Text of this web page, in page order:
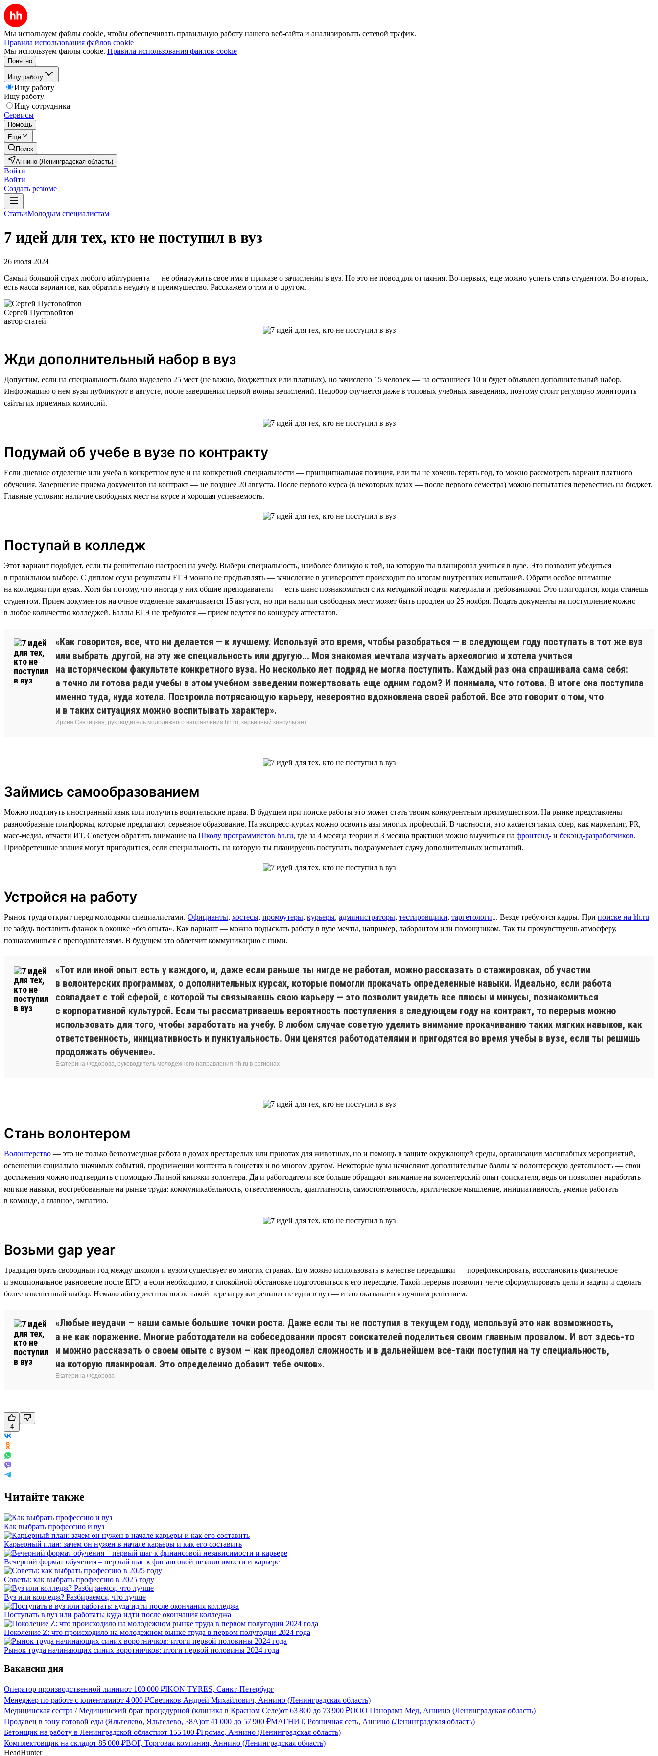
Мы используем файлы cookie, чтобы обеспечивать правильную работу нашего веб-сайта и анализировать сетевой трафик.
Правила использования файлов cookie
Мы используем файлы cookie. Правила использования файлов cookie
Понятно
Ищу работу
Ищу работу
Ищу работу
Ищу сотрудника
Сервисы
Помощь
Ещё
Поиск
Аннино (Ленинградская область)
Войти
Войти
Создать резюме
СтатьиМолодым специалистам
7 идей для тех, кто не поступил в вуз
26 июля 2024
Самый большой страх любого абитуриента — не обнаружить свое имя в приказе о зачислении в вуз. Но это не повод для отчаяния. Во-первых, еще можно успеть стать студентом. Во-вторых,
есть масса вариантов, как обратить неудачу в преимущество. Расскажем о том и о другом.
Сергей Пустовойтов
автор статей
Жди дополнительный набор в вуз
Допустим, если на специальность было выделено 25 мест (не важно, бюджетных или платных), но зачислено 15 человек — на оставшиеся 10 и будет объявлен дополнительный набор.
Информацию о нем вузы публикуют в августе, после завершения первой волны зачислений. Недобор случается даже в топовых учебных заведениях, поэтому стоит регулярно мониторить
сайты их приемных комиссий.
Подумай об учебе в вузе по контракту
Если дневное отделение или учеба в конкретном вузе и на конкретной специальности — принципиальная позиция, или ты не хочешь терять год, то можно рассмотреть вариант платного
обучения. Завершение приема документов на контракт — не позднее 20 августа. После первого курса (в некоторых вузах — после первого семестра) можно попытаться перевестись на бюджет.
Главные условия: наличие свободных мест на курсе и хорошая успеваемость.
Поступай в колледж
Этот вариант подойдет, если ты решительно настроен на учебу. Выбери специальность, наиболее близкую к той, на которую ты планировал учиться в вузе. Это позволит убедиться
в правильном выборе. С диплом ссуза результаты ЕГЭ можно не предъявлять — зачисление в университет происходит по итогам внутренних испытаний. Обрати особое внимание
на колледжи при вузах. Хотя бы потому, что иногда у них общие преподаватели — есть шанс познакомиться с их методикой подачи материала и требованиями. Это пригодится, когда станешь
студентом. Прием документов на очное отделение заканчивается 15 августа, но при наличии свободных мест может быть продлен до 25 ноября. Подать документы на поступление можно
в любое количество колледжей. Баллы ЕГЭ не требуются — прием ведется по конкурсу аттестатов.
«Как говорится, все, что ни делается — к лучшему. Используй это время, чтобы разобраться — в следующем году поступать в тот же вуз
или выбрать другой, на эту же специальность или другую... Моя знакомая мечтала изучать археологию и хотела учиться
на историческом факультете конкретного вуза. Но несколько лет подряд не могла поступить. Каждый раз она спрашивала сама себя:
а точно ли готова ради учебы в этом учебном заведении пожертвовать еще одним годом? И понимала, что готова. В итоге она поступила
именно туда, куда хотела. Построила потрясающую карьеру, невероятно вдохновлена своей работой. Все это говорит о том, что
и в таких ситуациях можно воспитывать характер».
Ирина Святицкая, руководитель молодежного направления hh.ru, карьерный консультант
Займись самообразованием
Можно подтянуть иностранный язык или получить водительские права. В будущем при поиске работы это может стать твоим конкурентным преимуществом. На рынке представлены
разнообразные платформы, которые предлагают серьезное образование. На экспресс-курсах можно освоить азы многих профессий. В частности, это касается таких сфер, как маркетинг, PR,
масс-медиа, отчасти ИТ. Советуем обратить внимание на Школу программистов hh.ru, где за 4 месяца теории и 3 месяца практики можно выучиться на фронтенд- и бекэнд-разработчиков.
Приобретенные знания могут пригодиться, если специальность, на которую ты планируешь поступать, подразумевает сдачу дополнительных испытаний.
Устройся на работу
Рынок труда открыт перед молодыми специалистами. Официанты, хостесы, промоутеры, курьеры, администраторы, тестировщики, таргетологи... Везде требуются кадры. При поиске на hh.ru
не забудь поставить флажок в окошке «без опыта». Как вариант — можно подыскать работу в вузе мечты, например, лаборантом или помощником. Так ты прочувствуешь атмосферу,
познакомишься с преподавателями. В будущем это облегчит коммуникацию с ними.
«Тот или иной опыт есть у каждого, и, даже если раньше ты нигде не работал, можно рассказать о стажировках, об участии
в волонтерских программах, о дополнительных курсах, которые помогли прокачать определенные навыки. Идеально, если работа
совпадает с той сферой, с которой ты связываешь свою карьеру — это позволит увидеть все плюсы и минусы, познакомиться
с корпоративной культурой. Если ты рассматриваешь вероятность поступления в следующем году на контракт, то перерыв можно
использовать для того, чтобы заработать на учебу. В любом случае советую уделить внимание прокачиванию таких мягких навыков, как
ответственность, инициативность и пунктуальность. Они ценятся работодателями и пригодятся во время учебы в вузе, если ты решишь
продолжать обучение».
Екатерина Федорова, руководитель молодежного направления hh.ru в регионах
Стань волонтером
Волонтерство — это не только безвозмездная работа в домах престарелых или приютах для животных, но и помощь в защите окружающей среды, организации масштабных мероприятий,
освещении социально значимых событий, продвижении контента в соцсетях и во многом другом. Некоторые вузы начисляют дополнительные баллы за волонтерскую деятельность — свои
достижения можно подтвердить с помощью Личной книжки волонтера. Да и работодатели все больше обращают внимание на волонтерский опыт соискателя, ведь он позволяет наработать
мягкие навыки, востребованные на рынке труда: коммуникабельность, ответственность, адаптивность, самостоятельность, критическое мышление, инициативность, умение работать
в команде, а главное, эмпатию.
Возьми gap year
Традиция брать свободный год между школой и вузом существует во многих странах. Его можно использовать в качестве передышки — порефлексировать, восстановить физическое
и эмоциональное равновесие после ЕГЭ, а если необходимо, в спокойной обстановке подготовиться к его пересдаче. Такой перерыв позволит четче сформулировать цели и задачи и сделать
более взвешенный выбор. Немало абитуриентов после такой перезагрузки решают не идти в вуз — и это оказывается лучшим решением.
«Любые неудачи — наши самые большие точки роста. Даже если ты не поступил в текущем году, используй это как возможность,
а не как поражение. Многие работодатели на собеседовании просят соискателей поделиться своим главным провалом. И вот здесь-то
и можно рассказать о своем опыте с вузом — как преодолел сложность и в дальнейшем все-таки поступил на ту специальность,
на которую планировал. Это определенно добавит тебе очков».
Екатерина Федорова
4
Читайте также
Как выбрать профессию и вуз
Карьерный план: зачем он нужен в начале карьеры и как его составить
Вечерний формат обучения – первый шаг к финансовой независимости и карьере
Советы: как выбрать профессию в 2025 году
Вуз или колледж? Разбираемся, что лучше
Поступать в вуз или работать: куда идти после окончания колледжа
Поколение Z: что происходило на молодежном рынке труда в первом полугодии 2024 года
Рынок труда начинающих синих воротничков: итоги первой половины 2024 года
Вакансии дня
Оператор производственной линииот 100 000 ₽IKON TYRES, Санкт-Петербург
Менеджер по работе с клиентамиот 4 000 ₽Светиков Андрей Михайлович, Аннино (Ленинградская область)
Медицинская сестра / Медицинский брат процедурной (клиника в Красном Селе)от 63 800 до 73 900 ₽ООО Панорама Мед, Аннино (Ленинградская область)
Продавец в зону готовой еды (Яльгелево, Яльгелево, 38А)от 41 000 до 57 900 ₽МАГНИТ, Розничная сеть, Аннино (Ленинградская область)
Бетонщик на работу в Ленинградской областиот 155 100 ₽Громас, Аннино (Ленинградская область)
Комплектовщик на складот 85 000 ₽ВОГ, Торговая компания, Аннино (Ленинградская область)
HeadHunter